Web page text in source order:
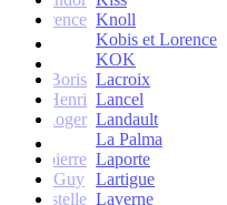
Florence Knoll
Kobis et Lorence
KOK
Jean-Boris Lacroix
Henri Lancel
Roger Landault
La Palma
Jean-pierre Laporte
Guy Lartigue
et Estelle Laverne